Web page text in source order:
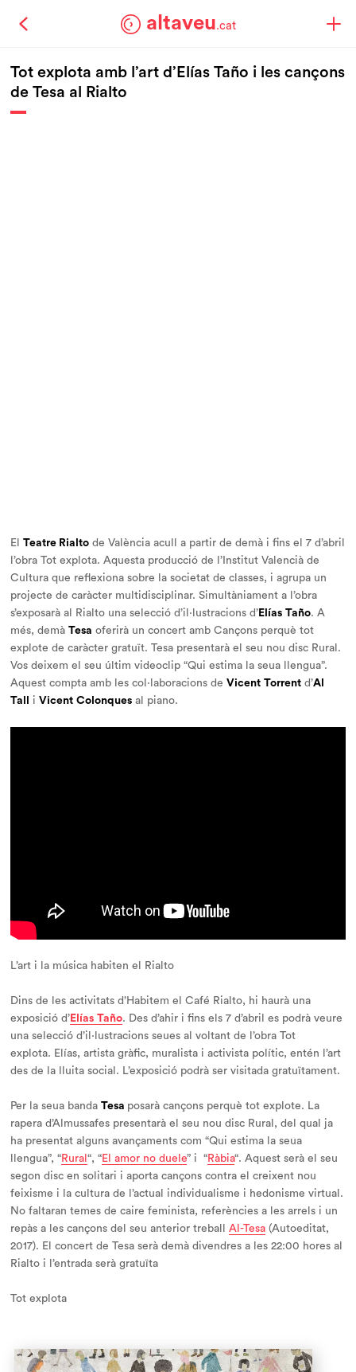
altaveu.cat
Tot explota amb l’art d’Elías Taño i les cançons
de Tesa al Rialto
El Teatre Rialto de València acull a partir de demà i fins el 7 d’abril
l’obra Tot explota. Aquesta producció de l’Institut Valencià de
Cultura que reflexiona sobre la societat de classes, i agrupa un
projecte de caràcter multidisciplinar. Simultàniament a l’obra
s’exposarà al Rialto una selecció d’il·lustracions d’ Elías Taño. A
més, demà Tesa oferirà un concert amb Cançons perquè tot
explote de caràcter gratuït. Tesa presentarà el seu nou disc Rural .
Vos deixem el seu últim videoclip “Qui estima la seua llengua”.
Aquest compta amb les col·laboracions de Vicent Torrent d’Al
Tall
i Vicent Colonques al piano.
L’art i la música habiten el Rialto
Dins de les activitats d’Habitem el Café Rialto, hi haurà una
exposició d’ Elías Taño. Des d’ahir i fins els 7 d’abril es podrà veure
una selecció d’il·lustracions seues al voltant de l’obra Tot
explota. Elías, artista gràfic, muralista i activista polític, entén l’art
des de la lluita social. L’exposició podrà ser visitada gratuïtament.
Per la seua banda Tesa posarà cançons perquè tot explote. La
rapera d’Almussafes presentarà el seu nou disc Rural , del qual ja
ha presentat alguns avançaments com “Qui estima la seua
llengua”, “Rural “, “El amor no duele” i “Ràbia“. Aquest serà el seu
segon disc en solitari i aporta cançons contra el creixent nou
feixisme i la cultura de l’actual individualisme i hedonisme virtual.
No faltaran temes de caire feminista, referències a les arrels i un
repàs a les cançons del seu anterior treball Al-Tesa (Autoeditat,
2017). El concert de Tesa serà demà divendres a les 22:00 hores al
Rialto i l’entrada serà gratuïta
Tot explota